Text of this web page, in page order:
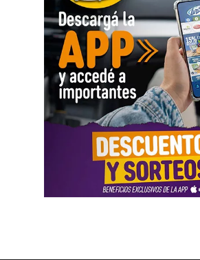
no los consideró suficientes para
una cifra definitiva.
Las declaraciones testimoniales
Varias personas hablaron sobre
viajes al exterior, vehículos y nivel de
testimonio mencionó la relación del
empresa que ocupaba un inmueble
Aun con ese conjunto de pruebas, la
faltó documentación contable
sostuvo que el progenitor estaba en
dinámicas. Según la resolución, ese